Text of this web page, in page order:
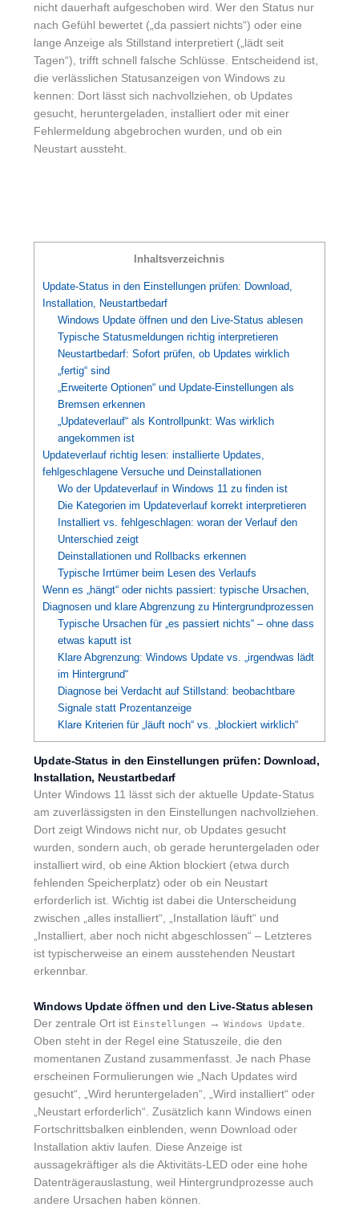
nicht dauerhaft aufgeschoben wird. Wer den Status nur
nach Gefühl bewertet („da passiert nichts“) oder eine
lange Anzeige als Stillstand interpretiert („lädt seit
Tagen“), trifft schnell falsche Schlüsse. Entscheidend ist,
die verlässlichen Statusanzeigen von Windows zu
kennen: Dort lässt sich nachvollziehen, ob Updates
gesucht, heruntergeladen, installiert oder mit einer
Fehlermeldung abgebrochen wurden, und ob ein
Neustart aussteht.
Inhaltsverzeichnis
Update-Status in den Einstellungen prüfen: Download,
Installation, Neustartbedarf
Windows Update öffnen und den Live-Status ablesen
Typische Statusmeldungen richtig interpretieren
Neustartbedarf: Sofort prüfen, ob Updates wirklich
„fertig“ sind
„Erweiterte Optionen“ und Update-Einstellungen als
Bremsen erkennen
„Updateverlauf“ als Kontrollpunkt: Was wirklich
angekommen ist
Updateverlauf richtig lesen: installierte Updates,
fehlgeschlagene Versuche und Deinstallationen
Wo der Updateverlauf in Windows 11 zu finden ist
Die Kategorien im Updateverlauf korrekt interpretieren
Installiert vs. fehlgeschlagen: woran der Verlauf den
Unterschied zeigt
Deinstallationen und Rollbacks erkennen
Typische Irrtümer beim Lesen des Verlaufs
Wenn es „hängt“ oder nichts passiert: typische Ursachen,
Diagnosen und klare Abgrenzung zu Hintergrundprozessen
Typische Ursachen für „es passiert nichts“ – ohne dass
etwas kaputt ist
Klare Abgrenzung: Windows Update vs. „irgendwas lädt
im Hintergrund“
Diagnose bei Verdacht auf Stillstand: beobachtbare
Signale statt Prozentanzeige
Klare Kriterien für „läuft noch“ vs. „blockiert wirklich“
Update-Status in den Einstellungen prüfen: Download,
Installation, Neustartbedarf
Unter Windows 11 lässt sich der aktuelle Update-Status
am zuverlässigsten in den Einstellungen nachvollziehen.
Dort zeigt Windows nicht nur, ob Updates gesucht
wurden, sondern auch, ob gerade heruntergeladen oder
installiert wird, ob eine Aktion blockiert (etwa durch
fehlenden Speicherplatz) oder ob ein Neustart
erforderlich ist. Wichtig ist dabei die Unterscheidung
zwischen „alles installiert“, „Installation läuft“ und
„Installiert, aber noch nicht abgeschlossen“ – Letzteres
ist typischerweise an einem ausstehenden Neustart
erkennbar.
Windows Update öffnen und den Live-Status ablesen
Der zentrale Ort ist Einstellungen → Windows Update
Oben steht in der Regel eine Statuszeile, die den
momentanen Zustand zusammenfasst. Je nach Phase
erscheinen Formulierungen wie „Nach Updates wird
gesucht“, „Wird heruntergeladen“, „Wird installiert“ oder
„Neustart erforderlich“. Zusätzlich kann Windows einen
Fortschrittsbalken einblenden, wenn Download oder
Installation aktiv laufen. Diese Anzeige ist
aussagekräftiger als die Aktivitäts-LED oder eine hohe
Datenträgerauslastung, weil Hintergrundprozesse auch
andere Ursachen haben können.